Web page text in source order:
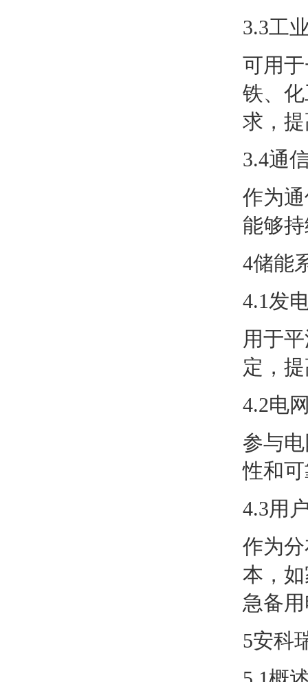
3.3工
可用
铁、
求，
3.4通
作为
能够
4储能
4.1发
用于
定，
4.2电
参与
性和
4.3用
作为
本，
急备
5安科